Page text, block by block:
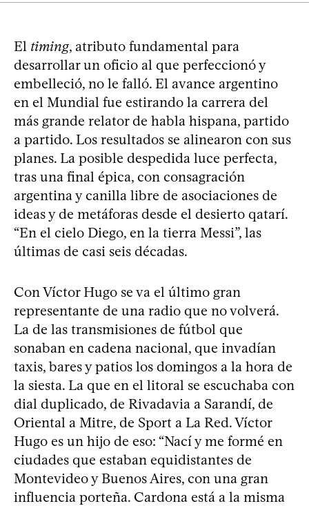
El timing, atributo fundamental para
desarrollar un oficio al que perfeccionó y
embelleció, no le falló. El avance argentino
en el Mundial fue estirando la carrera del
más grande relator de habla hispana, partido
a partido. Los resultados se alinearon con sus
planes. La posible despedida luce perfecta,
tras una final épica, con consagración
argentina y canilla libre de asociaciones de
ideas y de metáforas desde el desierto qatarí.
“En el cielo Diego, en la tierra Messi”, las
últimas de casi seis décadas.
Con Víctor Hugo se va el último gran
representante de una radio que no volverá.
La de las transmisiones de fútbol que
sonaban en cadena nacional, que invadían
taxis, bares y patios los domingos a la hora de
la siesta. La que en el litoral se escuchaba con
dial duplicado, de Rivadavia a Sarandí, de
Oriental a Mitre, de Sport a La Red. Víctor
Hugo es un hijo de eso: “Nací y me formé en
ciudades que estaban equidistantes de
Montevideo y Buenos Aires, con una gran
influencia porteña. Cardona está a la misma